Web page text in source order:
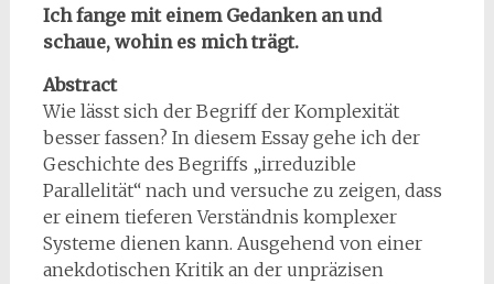
Ich fange mit einem Gedanken an und
schaue, wohin es mich trägt.
Abstract
Wie lässt sich der Begriff der Komplexität
besser fassen? In diesem Essay gehe ich der
Geschichte des Begriffs „irreduzible
Parallelität“ nach und versuche zu zeigen, dass
er einem tieferen Verständnis komplexer
Systeme dienen kann. Ausgehend von einer
anekdotischen Kritik an der unpräzisen